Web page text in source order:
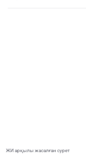
ЖИ арқылы жасалған сурет